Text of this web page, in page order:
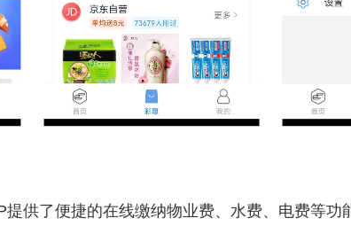
提供了便捷的在线缴纳物业费、水费、电费等功